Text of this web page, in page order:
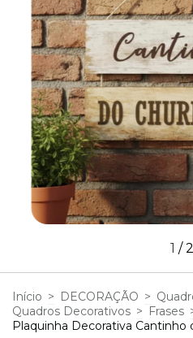
1 /2
Início > DECORAÇÃO >
Quadros Decorativos > Frases
Plaquinha Decorativa Cantinho